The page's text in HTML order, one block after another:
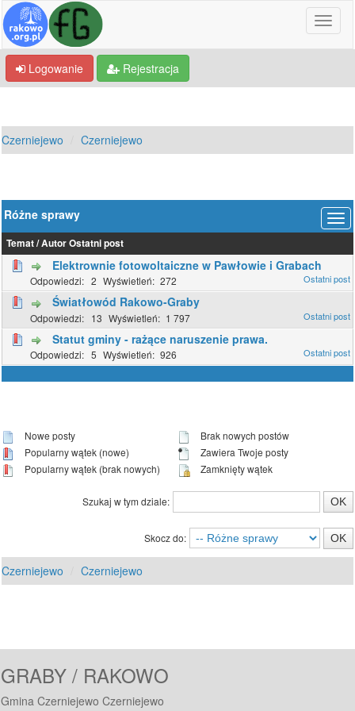
Logowanie Rejestracja
Czerniejewo Czerniejewo
Różne sprawy
Temat/AutorOstatni post
Elektrownie fotowoltaiczne w Pawłowie i Grabach
2 272
Światłowód Rakowo-Graby
13 1 797
Statut gminy - rażące naruszenie prawa.
5 926
Nowe posty
Popularny wątek (nowe)
Popularny wątek (brak nowych)
Brak nowych postów
Zawiera Twoje posty
Zamknięty wątek
Szukaj w tym dziale:
Skocz do:
Czerniejewo Czerniejewo
GRABY / RAKOWO
Gmina Czerniejewo Czerniejewo